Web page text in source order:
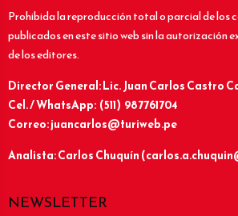
Prohibida la reproducción total o parcial de los
publicados en este sitio web sin la autorización
de los editores.
Director General: Lic.Juan Carlos Castro
Cel. / WhatsApp: (511) 987761704
Correo: juancarlos@turiweb.pe
Analista: Carlos Chuquín
NEWSLETTER